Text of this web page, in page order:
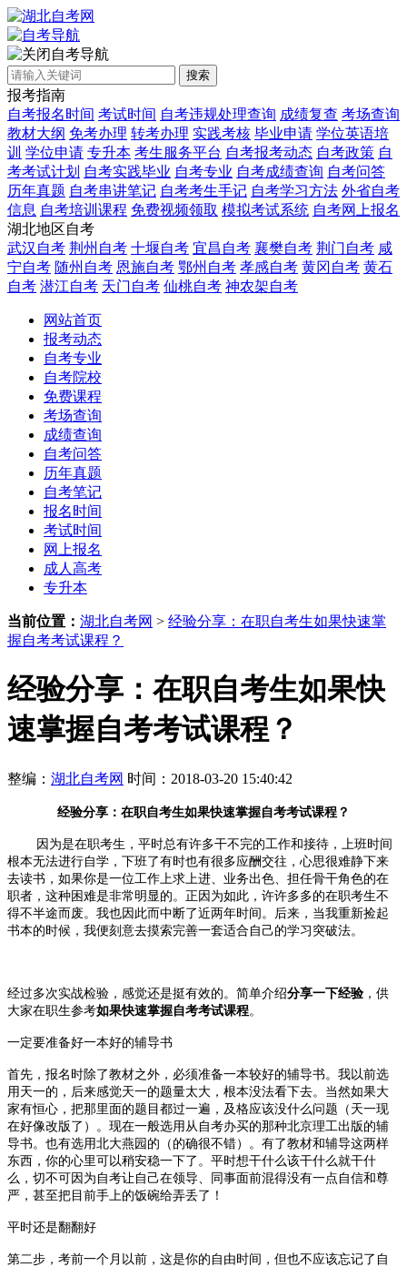
自考导航
搜索
报考指南
自考报名时间 考试时间 自考违规处理查询 成绩复查 考场查询
教材大纲 免考办理 转考办理 实践考核 毕业申请 学位英语培
训 学位申请 专升本 考生服务平台 自考报考动态 自考政策 自
考考试计划 自考实践毕业 自考专业 自考成绩查询 自考问答
历年真题 自考串讲笔记 自考考生手记 自考学习方法 外省自考
信息 自考培训课程 免费视频领取 模拟考试系统 自考网上报名
湖北地区自考
武汉自考 荆州自考 十堰自考 宜昌自考 襄樊自考 荆门自考 咸
宁自考 随州自考 恩施自考 鄂州自考 孝感自考 黄冈自考 黄石
自考 潜江自考 天门自考 仙桃自考 神农架自考
网站首页
报考动态
自考专业
自考院校
免费课程
考场查询
成绩查询
自考问答
历年真题
自考笔记
报名时间
考试时间
网上报名
成人高考
专升本
当前位置： 湖北自考网 > 经验分享：在职自考生如果快速掌
握自考考试课程？
经验分享：在职自考生如果快
速掌握自考考试课程？
整编： 湖北自考网 时间：2018-03-20 15:40:42
经验分享：在职自考生如果快速掌握自考考试课程？
因为是在职考生，平时总有许多干不完的工作和接待，上班时间
根本无法进行自学，下班了有时也有很多应酬交往，心思很难静下来
去读书，如果你是一位工作上求上进、业务出色、担任骨干角色的在
职者，这种困难是非常明显的。正因为如此，许许多多的在职考生不
得不半途而废。我也因此而中断了近两年时间。后来，当我重新捡起
书本的时候，我便刻意去摸索完善一套适合自己的学习突破法。
经过多次实战检验，感觉还是挺有效的。简单介绍分享一下经验 ，供
大家在职生参考如果快速掌握自考考试课程。
一定要准备好一本好的辅导书
首先， 报名 时除了教材之外，必须准备一本较好的辅导书。我以前选
用天一的，后来感觉天一的题量太大，根本没法看下去。当然如果大
家有恒心，把那里面的题目都过一遍，及格应该没什么问题（天一现
在好像改版了）。现在一般选用从 自考办买的那种北京理工出版的辅
导书。也有选用北大燕园的（的确很不错）。有了教材和辅导这两样
东西，你的心里可以稍安稳一下了。平时想干什么该干什么就干什
么，切不可因为自考让自己在领导、同事面前混得没有一点自信和尊
严，甚至把目前手上的饭碗给弄丢了！
平时还是翻翻好
第二步，考前一个月以前，这是你的自由时间，但也不应该忘记了自